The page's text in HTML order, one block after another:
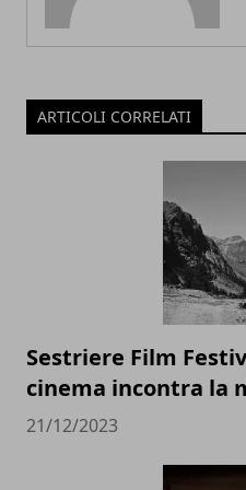
ARTICOLI CORRELATI
Sestriere Film
cinema incontra la
21/12/2023